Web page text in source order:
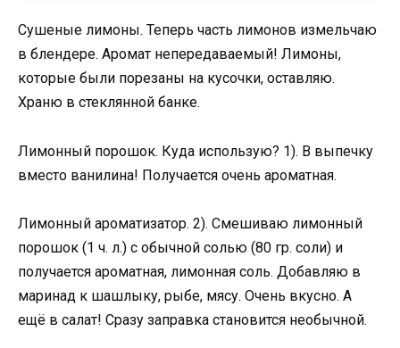
Сушеные лимоны. Теперь часть лимонов измельчаю
в блендере. Аромат непередаваемый! Лимоны,
которые были порезаны на кусочки, оставляю.
Храню в стеклянной банке.
Лимонный порошок. Куда использую? 1). В выпечку
вместо ванилина! Получается очень ароматная.
Лимонный ароматизатор. 2). Смешиваю лимонный
порошок (1 ч. л.) с обычной солью (80 гр. соли) и
получается ароматная, лимонная соль. Добавляю в
маринад к шашлыку, рыбе, мясу. Очень вкусно. А
ещё в салат! Сразу заправка становится необычной.